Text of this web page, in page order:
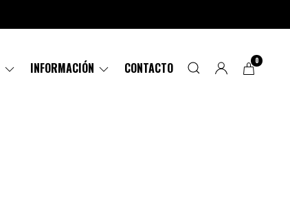
INFORMACIÓN CONTACTO 0